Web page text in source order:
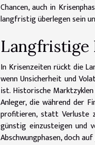
Chancen, auch in
langfristig überlegen sein
Langfristige
In Krisenzeiten rückt die
wenn Unsicherheit und
ist. Historische
Anleger, die während der
profitieren, statt Verluste
günstig einzusteigen und
Abschwungphasen, doch